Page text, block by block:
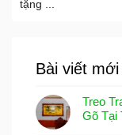
tặng ...
Bài viết
Treo
Gõ Tại